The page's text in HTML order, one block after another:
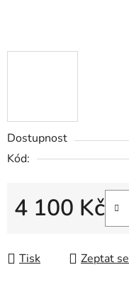
Dostupnost
Kód:
4 100 Kč
Tisk Zeptat se